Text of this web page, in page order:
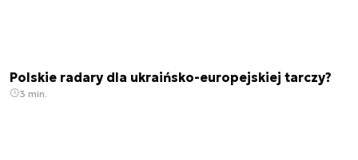
Polskie radary dla ukraińsko-europejskiej tarczy?
3 min.